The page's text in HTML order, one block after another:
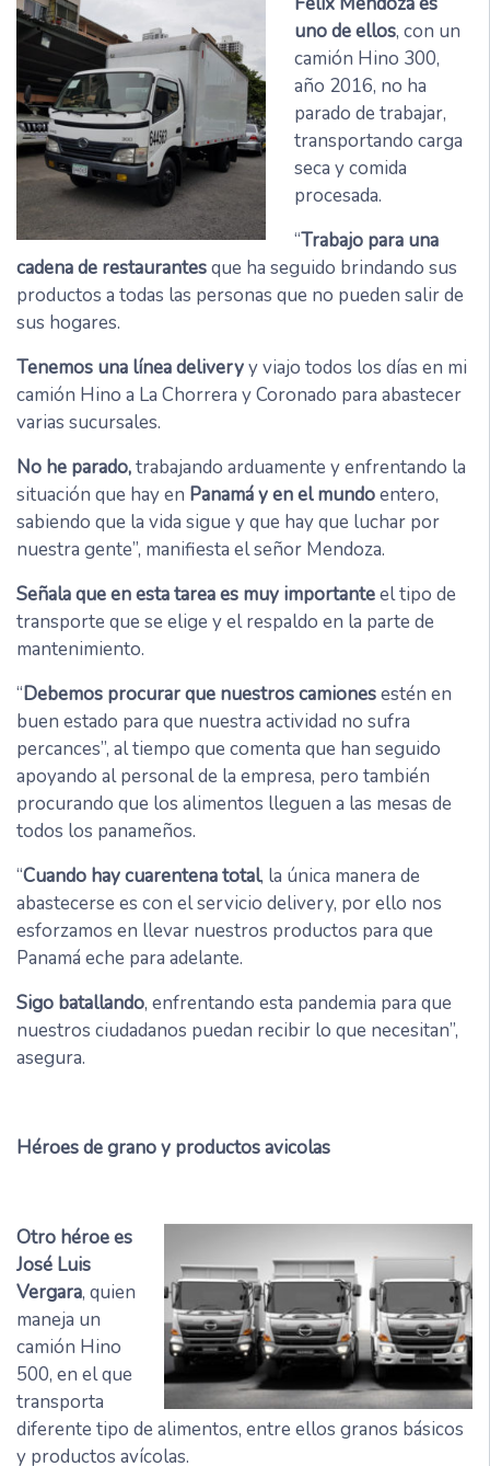
uno de ellos, con un
camión Hino 300,
año 2016, no ha
parado de trabajar,
transportando carga
seca y comida
procesada.
“Trabajo para una
cadena de restaurantesque ha seguido brindando sus
productos a todas las personas que no pueden salir de
sus hogares.
Tenemos una línea deliveryy viajo todos los días en mi
camión Hino a La Chorrera y Coronado para abastecer
varias sucursales.
No he parado,trabajando arduamente y enfrentando la
situación que hay en Panamá y en el mundoentero,
sabiendo que la vida sigue y que hay que luchar por
nuestra gente”, manifiesta el señor Mendoza.
Señala que en esta tarea es muy importanteel tipo de
transporte que se elige y el respaldo en la parte de
mantenimiento.
“Debemos procurar que nuestros camionesestén en
buen estado para que nuestra actividad no sufra
percances”, al tiempo que comenta que han seguido
apoyando al personal de la empresa, pero también
procurando que los alimentos lleguen a las mesas de
todos los panameños.
“Cuando hay cuarentena total, la única manera de
abastecerse es con el servicio delivery, por ello nos
esforzamos en llevar nuestros productos para que
Panamá eche para adelante.
Sigo batallando, enfrentando esta pandemia para que
nuestros ciudadanos puedan recibir lo que necesitan”,
asegura.
Héroes de grano y productos avicolas
Otro héroe es
José Luis
Vergara, quien
maneja un
camión Hino
500, en el que
transporta
diferente tipo de alimentos, entre ellos granos básicos
y productos avícolas.